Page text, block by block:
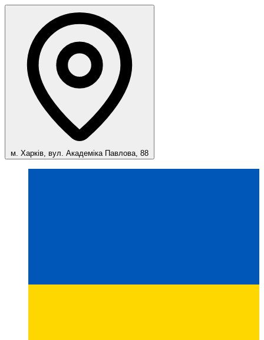
м. Харків, вул. Академіка Павлова, 88